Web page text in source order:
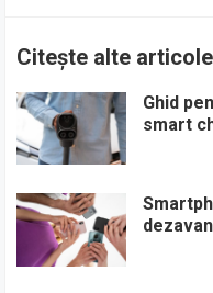
Citește alte articole
Ghid
smart